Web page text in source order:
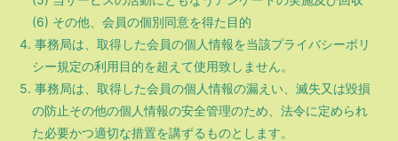
(6) その他、会員の個別同意を得た目的
4. 事務局は、取得した会員の個人情報を当該プライバシーポリ
シー規定の利用目的を超えて使用致しません。
5. 事務局は、取得した会員の個人情報の漏えい、滅失又は毀損
の防止その他の個人情報の安全管理のため、法令に定められ
た必要かつ適切な措置を講ずるものとします。